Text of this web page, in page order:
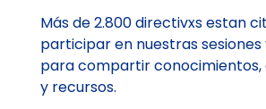
Más de 2.800 directivxs estan
participar en nuestras
para compartir conocimientos,
y recursos.